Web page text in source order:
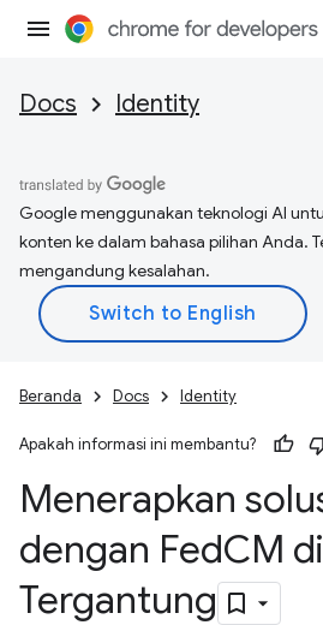
Docs Identity
Google menggunakan teknologi AI
konten ke dalam bahasa pilihan Anda.
mengandung kesalahan.
Beranda Docs Identity
Apakah informasi ini membantu?
Menerapkan
dengan FedCM
Tergantung